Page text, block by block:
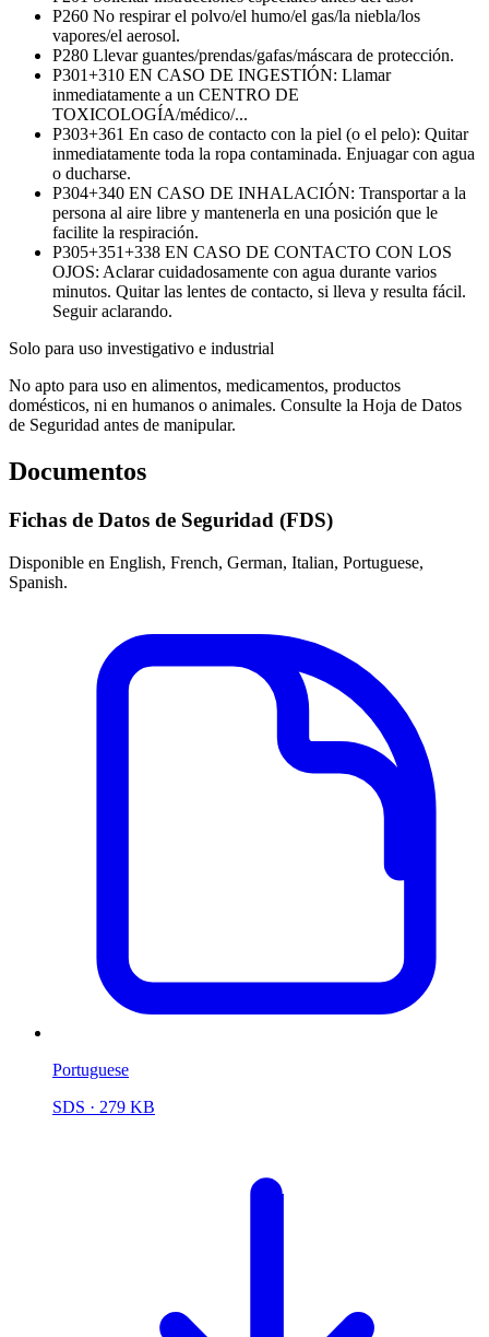
P260 No respirar el polvo/el humo/el gas/la niebla/los
vapores/el aerosol.
P280 Llevar guantes/prendas/gafas/máscara de protección.
P301+310 EN CASO DE INGESTIÓN: Llamar
inmediatamente a un CENTRO DE
TOXICOLOGÍA/médico/...
P303+361 En caso de contacto con la piel (o el pelo): Quitar
inmediatamente toda la ropa contaminada. Enjuagar con agua
o ducharse.
P304+340 EN CASO DE INHALACIÓN: Transportar a la
persona al aire libre y mantenerla en una posición que le
facilite la respiración.
P305+351+338 EN CASO DE CONTACTO CON LOS
OJOS: Aclarar cuidadosamente con agua durante varios
minutos. Quitar las lentes de contacto, si lleva y resulta fácil.
Seguir aclarando.
Solo para uso investigativo e industrial
No apto para uso en alimentos, medicamentos, productos
domésticos, ni en humanos o animales. Consulte la Hoja de Datos
de Seguridad antes de manipular.
Documentos
Fichas de Datos de Seguridad (FDS)
Disponible en English, French, German, Italian, Portuguese,
Spanish.
Portuguese
SDS · 279 KB